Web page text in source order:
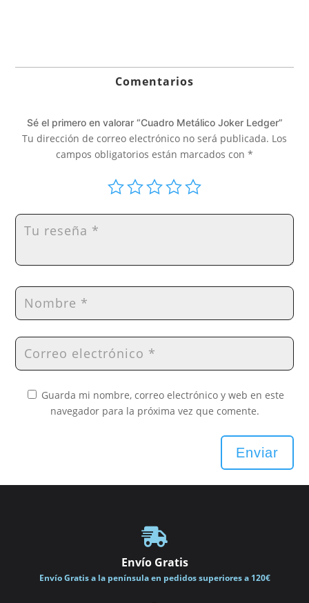
Comentarios
Sé el primero en valorar “Cuadro Metálico Joker Ledger”
Tu dirección de correo electrónico no será publicada. Los
campos obligatorios están marcados con *
Guarda mi nombre, correo electrónico y web en este
navegador para la próxima vez que comente.
Enviar

Envío Gratis
Envío Gratis a la península en pedidos superiores a 120€